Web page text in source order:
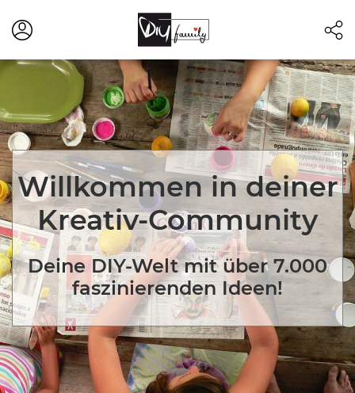
Willkommen in deiner
Kreativ-Community
Deine DIY-Welt mit über 7.000
faszinierenden Ideen!